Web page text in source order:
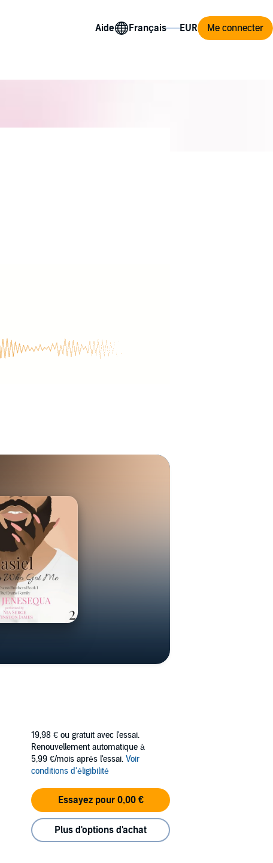
Aide Me connecter
19,98 € ou gratuit avec l'essai.
Renouvellement automatique à
5,99 €/mois après l'essai. Voir
conditions d'éligibilité
Essayez pour 0,00 €
Plus d'options d'achat